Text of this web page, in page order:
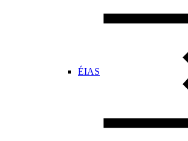
ÉIAS